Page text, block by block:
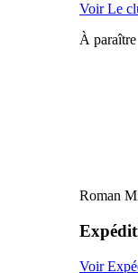
Voir Le
À paraître
Roman
Voir